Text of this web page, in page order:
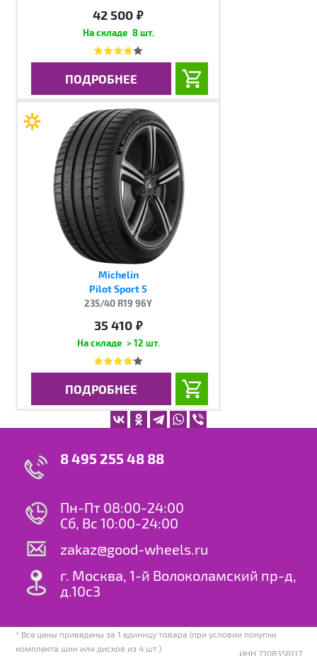
42 500 руб.
8 шт.
ПОДРОБНЕЕ
Michelin
Pilot Sport 5
235/40 R19 96Y
35 410 руб.
> 12 шт.
ПОДРОБНЕЕ
8 495 255 48 88
Пн-Пт 08:00-24:00
Сб, Вс 10:00-24:00
zakaz@good-wheels.ru
г. Москва, 1-й Волоколамский пр-д,
д.10с3
* Все цены приведены за 1 единицу товара (при условии покупки
комплекта шин или дисков из 4 шт.)
ИНН 7708358117